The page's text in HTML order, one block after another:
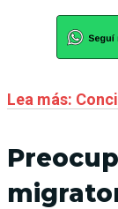
Lea más: